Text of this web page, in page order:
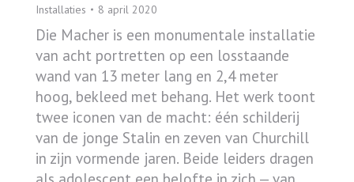
Installaties 8 april 2020
Die Macher is een monumentale installatie
van acht portretten op een losstaande
wand van 13 meter lang en 2,4 meter
hoog, bekleed met behang. Het werk toont
twee iconen van de macht: één schilderij
van de jonge Stalin en zeven van Churchill
in zijn vormende jaren. Beide leiders dragen